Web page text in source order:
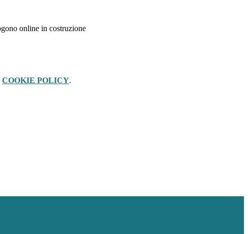
online in costruzione
COOKIE POLICY.